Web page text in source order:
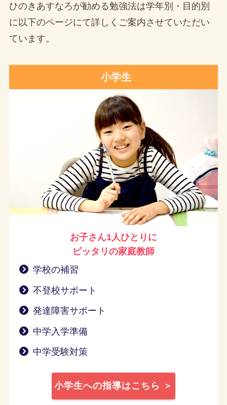
ひのきあすなろが勧める勉強法は学年別・目的別
に以下のページにて詳しくご案内させていただい
ています。
小学生
お子さん1人ひとりに
ピッタリの家庭教師
学校の補習
不登校サポート
発達障害サポート
中学入学準備
中学受験対策
小学生への指導はこちら ＞